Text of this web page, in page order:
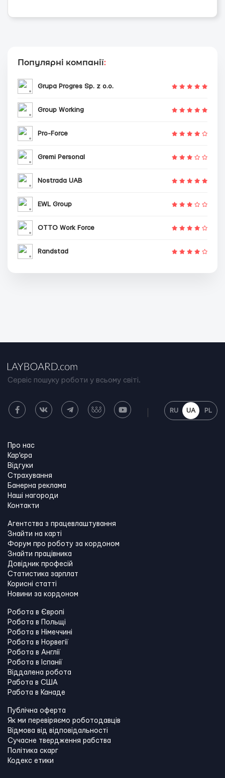
Популярні компанії:
Grupa Progres Sp. z o.o.
Group Working
Pro-Force
Gremi Personal
Nostrada UAB
EWL Group
OTTO Work Force
Randstad
Сервіс пошуку роботи у всьому світі.
RU UA PL
Про нас
Кар'єра
Відгуки
Страхування
Банерна реклама
Наші нагороди
Контакти
Агентства з працевлаштування
Знайти на карті
Форум про роботу за кордоном
Знайти працівника
Довідник професій
Статистика зарплат
Корисні статті
Новини за кордоном
Робота в Європі
Робота в Польщі
Робота в Німеччині
Робота в Норвегії
Робота в Англії
Робота в Іспанії
Віддалена робота
Работа в США
Работа в Канадe
Публічна оферта
Як ми перевіряємо роботодавців
Відмова від відповідальності
Сучасне твердження рабства
Політика скарг
Кодекс етики